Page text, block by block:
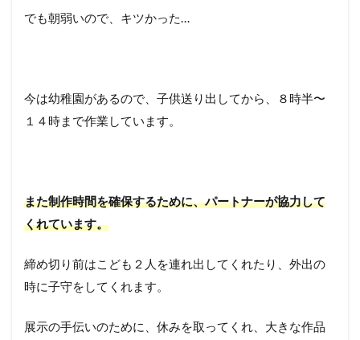
でも朝弱いので、キツかった…
今は幼稚園があるので、子供送り出してから、８時半〜
１４時まで作業しています。
また制作時間を確保するために、パートナーが協力して
くれています。
締め切り前はこども２人を連れ出してくれたり、外出の
時に子守をしてくれます。
展示の手伝いのために、休みを取ってくれ、大きな作品